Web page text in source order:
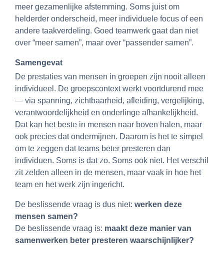
meer gezamenlijke afstemming. Soms juist om
helderder onderscheid, meer individuele focus of een
andere taakverdeling. Goed teamwerk gaat dan niet
over “meer samen”, maar over “passender samen”.
Samengevat
De prestaties van mensen in groepen zijn nooit alleen
individueel. De groepscontext werkt voortdurend mee
— via spanning, zichtbaarheid, afleiding, vergelijking,
verantwoordelijkheid en onderlinge afhankelijkheid.
Dat kan het beste in mensen naar boven halen, maar
ook precies dat ondermijnen. Daarom is het te simpel
om te zeggen dat teams beter presteren dan
individuen. Soms is dat zo. Soms ook niet. Het verschil
zit zelden alleen in de mensen, maar vaak in hoe het
team en het werk zijn ingericht.
De beslissende vraag is dus niet: werken deze
mensen samen?
De beslissende vraag is: maakt deze manier van
samenwerken beter presteren waarschijnlijker?